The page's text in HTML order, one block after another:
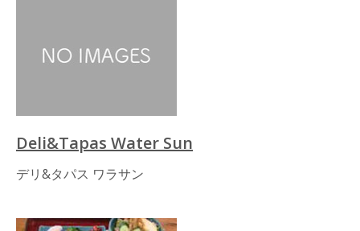
Deli&Tapas Water Sun
デリ&タパス ワラサン